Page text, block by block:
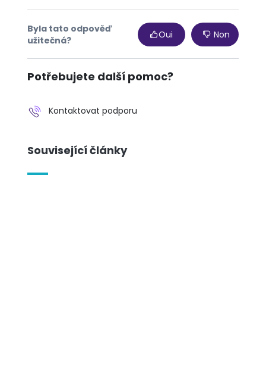
Byla tato odpověď
užitečná?
Oui Non
Potřebujete další pomoc?
Kontaktovat podporu
Související články